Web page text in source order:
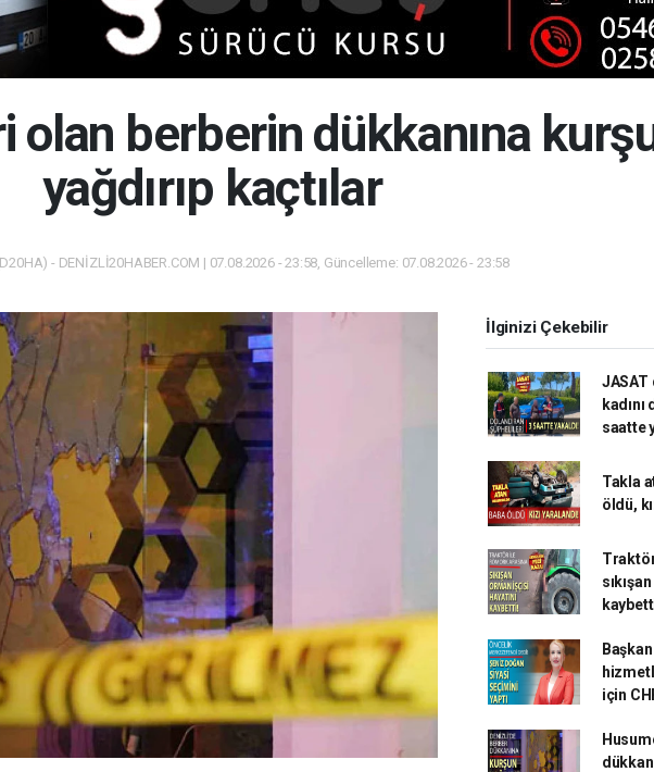
olan berberin dükkanına
yağdırıp kaçtılar
- DENİZLİ20HABER.COM | 07.08.2026 - 23:58, Güncelleme: 07.08.2026 - 23:58
İlginizi Çekebilir
JASAT
saatte
Takla
öldü,
için